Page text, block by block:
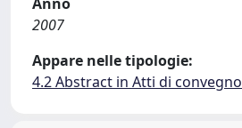
2007
Appare nelle tipologie:
4.2 Abstract in Atti di convegno